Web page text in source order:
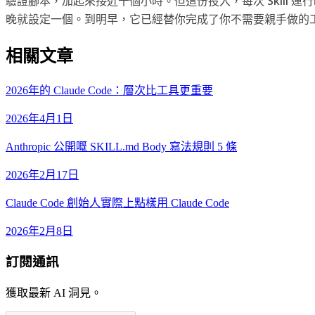
晚就設定一個。到明早，它已經替你完成了你不需要親手做的
相關文章
2026年的 Claude Code：層次比工具更重要
2026年4月1日
Anthropic 公開嘅 SKILL.md Body 寫法規則 5 條
2026年2月17日
Claude Code 創始人實際上點樣用 Claude Code
2026年2月8日
訂閱通訊
獲取最新 AI 洞見。